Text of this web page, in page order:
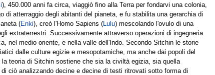
), 450.000 anni fa circa, viaggiò fino alla Terra per fondarvi una colonia,
atterraggio degli abitanti del pianeta, e fu stabilita una gerarchia di
(Enki), creò l'Homo Sapiens (Lulu) mescolando l'ovulo di una
extraterrestri. Successivamente attraverso operazioni di ingegneria
nel medio oriente, e nella valle dell'Indo. Secondo Sitchin le storie
dalle culture egizie e mesopotamiche, ma anche dai popoli del
teoria di Sitchin sostiene che sia la civiltà egizia, sia quella
ciò analizzando decine e decine di testi ritrovati sotto forma di